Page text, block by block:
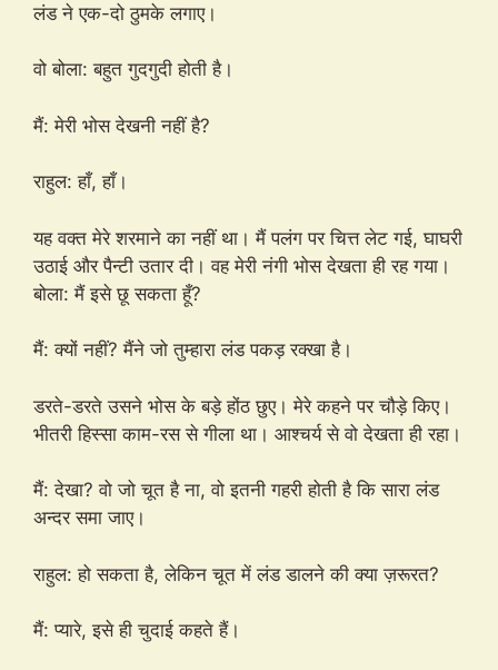
लंड ने एक-दो ठुमके लगाए।
वो बोला: बहुत गुदगुदी होती है।
मैं: मेरी भोस देखनी नहीं है?
राहुल: हाँ, हाँ।
यह वक्त मेरे शरमाने का नहीं था। मैं पलंग पर चित्त लेट गई, घाघरी
उठाई और पैन्टी उतार दी। वह मेरी नंगी भोस देखता ही रह गया।
बोला: मैं इसे छू सकता हूँ?
मैं: क्यों नहीं? मैंने जो तुम्हारा लंड पकड़ रक्खा है।
डरते-डरते उसने भोस के बड़े होंठ छुए। मेरे कहने पर चौड़े किए।
भीतरी हिस्सा काम-रस से गीला था। आश्चर्य से वो देखता ही रहा।
मैं: देखा? वो जो चूत है ना, वो इतनी गहरी होती है कि सारा लंड
अन्दर समा जाए।
राहुल: हो सकता है, लेकिन चूत में लंड डालने की क्या ज़रूरत?
मैं: प्यारे, इसे ही चुदाई कहते हैं।